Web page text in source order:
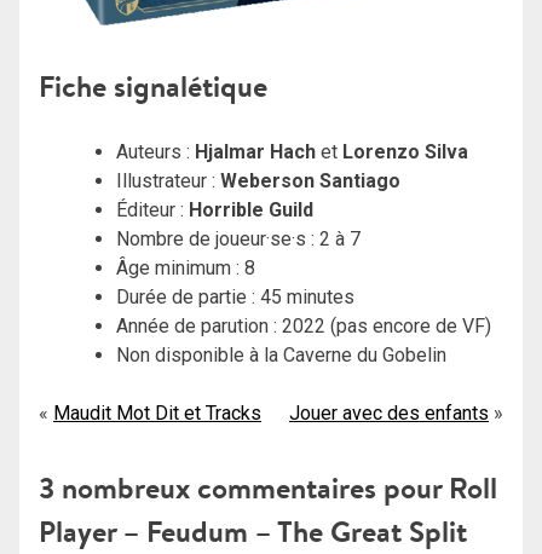
Fiche signalétique
Auteurs : Hjalmar Hach et Lorenzo Silva
Illustrateur : Weberson Santiago
Éditeur : Horrible Guild
Nombre de joueur·se·s : 2 à 7
Âge minimum : 8
Durée de partie : 45 minutes
Année de parution : 2022 (pas encore de VF)
Non disponible à la Caverne du Gobelin
Navigation
l’article
Maudit Mot Dit et Tracks Jouer avec des enfants
3 nombreux commentaires pour Roll
Player – Feudum – The Great Split